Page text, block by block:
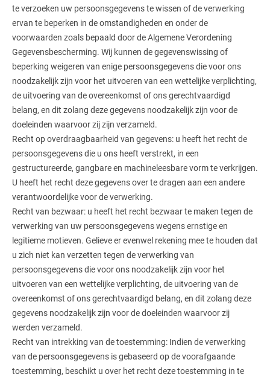
te verzoeken uw persoonsgegevens te wissen of de verwerking
ervan te beperken in de omstandigheden en onder de
voorwaarden zoals bepaald door de Algemene Verordening
Gegevensbescherming. Wij kunnen de gegevenswissing of
beperking weigeren van enige persoonsgegevens die voor ons
noodzakelijk zijn voor het uitvoeren van een wettelijke verplichting,
de uitvoering van de overeenkomst of ons gerechtvaardigd
belang, en dit zolang deze gegevens noodzakelijk zijn voor de
doeleinden waarvoor zij zijn verzameld.
Recht op overdraagbaarheid van gegevens: u heeft het recht de
persoonsgegevens die u ons heeft verstrekt, in een
gestructureerde, gangbare en machineleesbare vorm te verkrijgen.
U heeft het recht deze gegevens over te dragen aan een andere
verantwoordelijke voor de verwerking.
Recht van bezwaar: u heeft het recht bezwaar te maken tegen de
verwerking van uw persoonsgegevens wegens ernstige en
legitieme motieven. Gelieve er evenwel rekening mee te houden dat
u zich niet kan verzetten tegen de verwerking van
persoonsgegevens die voor ons noodzakelijk zijn voor het
uitvoeren van een wettelijke verplichting, de uitvoering van de
overeenkomst of ons gerechtvaardigd belang, en dit zolang deze
gegevens noodzakelijk zijn voor de doeleinden waarvoor zij
werden verzameld.
Recht van intrekking van de toestemming: Indien de verwerking
van de persoonsgegevens is gebaseerd op de voorafgaande
toestemming, beschikt u over het recht deze toestemming in te